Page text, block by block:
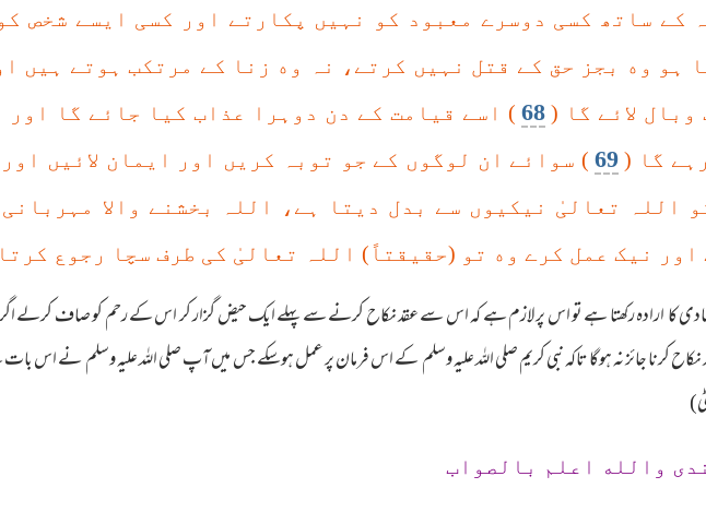
کے ساتھ کسی دوسرے معبود کو نہیں پکارتے اور کسی ایسے شخص
ہو وه بجز حق کے قتل نہیں کرتے، نہ وه زنا کے مرتکب ہوتے ہیں
وبال لائے گا ( 68 ) اسے قیامت کے دن دوہرا عذاب کیا جائے گا اور
گا ( 69 ) سوائے ان لوگوں کے جو توبہ کریں اور ایمان لائیں
اللہ تعالیٰ نیکیوں سے بدل دیتا ہے، اللہ بخشنے والا مہربانی
اور نیک عمل کرے وه تو (حقیقتاً) اللہ تعالیٰ کی طرف سچا رجوع
کا ارادہ رکھتا ہے تو اس پر لازم ہے کہ اس سے عقد نکاح کرنے سے پہلے ایک حیض گزار کر اس کے رحم کو صاف کرلے
کرنا جائز نہ ہوگا تاکہ نبی کریم صلی اللہ علیہ وسلم کے اس فرمان پر عمل ہوسکے جس میں آپ صلی اللہ علیہ وسلم نے اس
والله اعلم بالصواب